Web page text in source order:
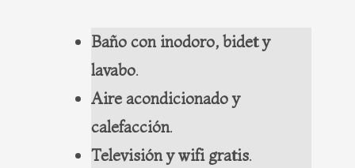
Baño con inodoro, bidet y
lavabo.
Aire acondicionado y
calefacción.
Televisión y wifi gratis.